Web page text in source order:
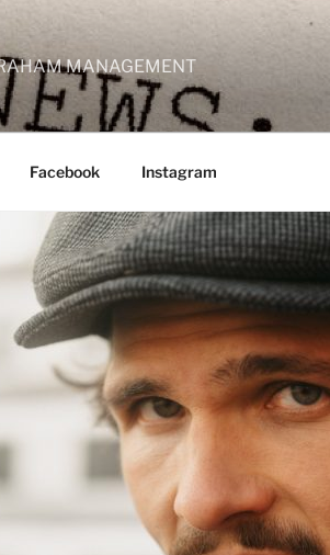
MANAGEMENT
Facebook Instagram